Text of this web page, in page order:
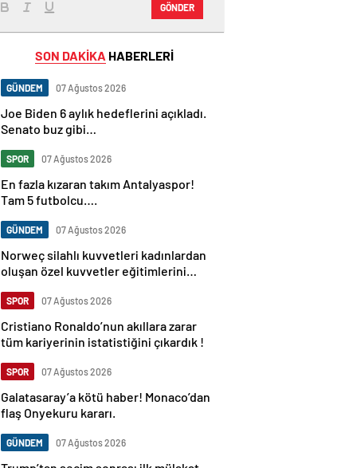
GÖNDER
SON DAKİKA HABERLERİ
GÜNDEM 07 Ağustos 2026
Joe Biden 6 aylık hedeflerini açıkladı.
Senato buz gibi…
SPOR 07 Ağustos 2026
En fazla kızaran takım Antalyaspor!
Tam 5 futbolcu….
GÜNDEM 07 Ağustos 2026
Norweç silahlı kuvvetleri kadınlardan
oluşan özel kuvvetler eğitimlerini
SPOR 07 Ağustos 2026
Cristiano Ronaldo’nun akıllara zarar
tüm kariyerinin istatistiğini çıkardık !
SPOR 07 Ağustos 2026
Galatasaray’a kötü haber! Monaco’dan
flaş Onyekuru kararı.
GÜNDEM 07 Ağustos 2026